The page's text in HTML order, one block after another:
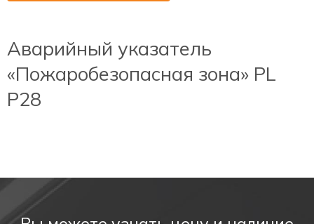
Аварийный указатель
«Пожаробезопасная зона» PL
P28